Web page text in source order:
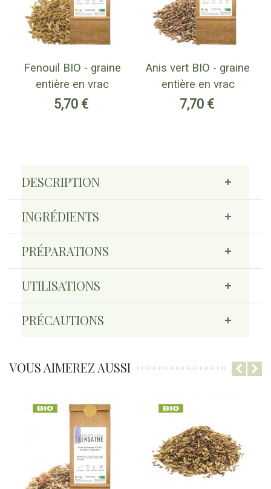
Fenouil BIO - graine
entière en vrac
5,70 €
Anis vert BIO - graine
entière en vrac
7,70 €
DESCRIPTION
INGRÉDIENTS
PRÉPARATIONS
UTILISATIONS
PRÉCAUTIONS
VOUS AIMEREZ AUSSI